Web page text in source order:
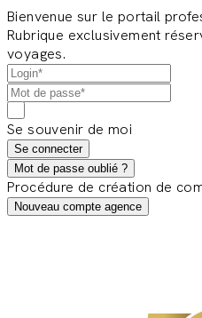
Bienvenue sur le portail
Rubrique exclusivement
voyages.
Se souvenir de moi
Se connecter
Mot de passe oublié ?
Procédure de création de
Nouveau compte agence